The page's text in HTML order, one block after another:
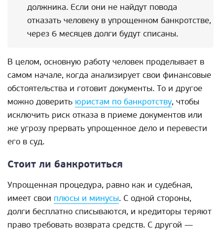
должника. Если они не найдут повода
отказать человеку в упрощенном банкротстве,
через 6 месяцев долги будут списаны.
В целом, основную работу человек проделывает в
самом начале, когда анализирует свои финансовые
обстоятельства и готовит документы. То и другое
можно доверить юристам по банкротству, чтобы
исключить риск отказа в приеме документов или
же угрозу прервать упрощенное дело и перевести
его в суд.
Стоит ли банкротиться
Упрощенная процедура, равно как и судебная,
имеет свои плюсы и минусы. С одной стороны,
долги бесплатно списываются, и кредиторы теряют
право требовать возврата средств. С другой —